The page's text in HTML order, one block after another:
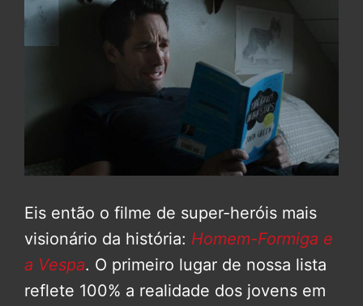
Eis então o filme de super-heróis mais
visionário da história: Homem-Formiga e
a Vespa. O primeiro lugar de nossa lista
reflete 100% a realidade dos jovens em